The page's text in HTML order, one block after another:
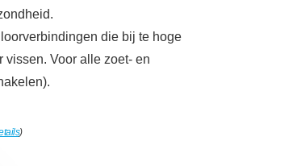
die bij te hoge
Voor alle zoet- en
)